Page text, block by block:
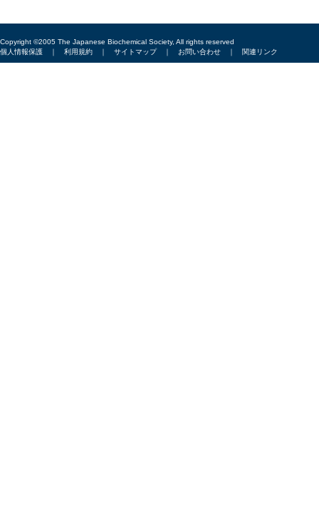
Copyright ©2005 The Japanese Biochemical Society, All rights reserved
個人情報保護 ｜ 利用規約 ｜ サイトマップ｜ お問い合わせ ｜ 関連リンク